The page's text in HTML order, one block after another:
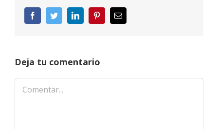
FacebookTwitterLinkedInPinterestCorreo
electrónico
Deja tu comentario
Comentar